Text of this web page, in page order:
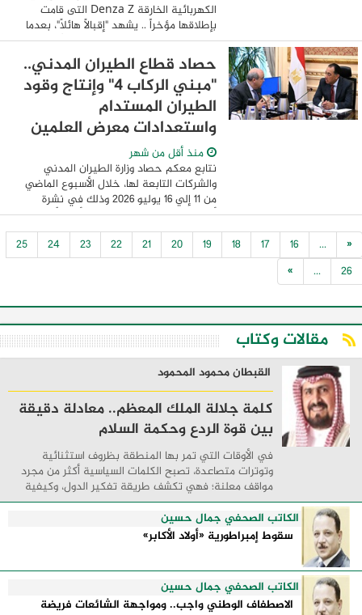
الكهربائية الخارقة Denza Z التى قامت
بإطلاقها مؤخراً .. يشهد "إقبالًا هائلًا"، بعدما
تجاوز عدد الحجوزات المسبقة عالميًا 1,000 ...
حصاد قطاع الطيران المدني..
"مبني الركاب 4" وإنتاج وقود
الطيران المستدام
واستعدادات معرض العلمين
منذ أقل من شهر
نتابع معكم حصاد وزارة الطيران المدني
والشركات التابعة لها، خلال الأسبوع الماضي
من ١١ إلي ١٦ يوليو ٢٠٢٦ وذلك في نشرة
أسبوعية، لعرض المستجدات وأهم الأخبار
والفعاليات. مبني الركاب ٤ بمطار القاهرة و ...
«
...
16
17
18
19
20
21
22
23
24
25
26
...
»
مقالات وكتاب
القبطان محمود المحمود
كلمة جلالة الملك المعظم.. معادلة دقيقة
بين قوة الردع وحكمة السلام
في الأوقات التي تمر بها المنطقة بظروف استثنائية
وتوترات متصاعدة، تصبح الكلمات السياسية أكثر من مجرد
مواقف معلنة؛ فهي تكشف طريقة تفكير الدول، وكيفية
إدارتها للأزمات، والحدود التي تفصل بين القوة ...
الكاتب الصحفي جمال حسين
سقوط إمبراطورية «أولاد الأكابر»
الكاتب الصحفي جمال حسين
الاصطفاف الوطني واجب.. ومواجهة الشائعات فريضة